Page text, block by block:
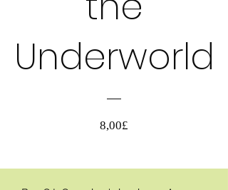
Underworld
8,00£